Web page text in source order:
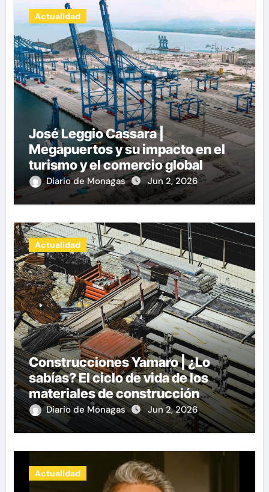
Actualidad
José Leggio Cassara |
Megapuertos y su impacto en el
turismo y el comercio global
Diario de Monagas Jun 2, 2026
Actualidad
Construcciones Yamaro | ¿Lo
sabías? El ciclo de vida de los
materiales de construcción
revoluciona eficiencia en
proyectos modernos
Diario de Monagas Jun 2, 2026
Actualidad